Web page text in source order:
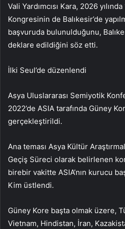
Vali Yardımcısı Kara, 2026
Kongresinin de Balıkesir’de
başvuruda bulunulduğunu,
deklare edildiğini söz etti.
İlki Seul’de düzenlendi
Asya Uluslararası Semiyotik
2022’de ASIA tarafında Güney
gerçekleştirildi.
Ana teması Asya Kültür
Geçiş Süreci olarak belirlenen
birebir vakitte ASIA’nın kurucu
Kim üstlendi.
Güney Kore başta olmak üzere,
Vietnam, Hindistan, İran,